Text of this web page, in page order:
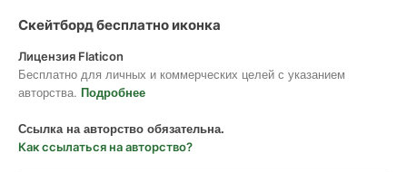
Скейтборд бесплатно иконка
Лицензия Flaticon
Бесплатно для личных и коммерческих целей с указанием
авторства. Подробнее
Ссылка на авторство обязательна.
Как ссылаться на авторство?